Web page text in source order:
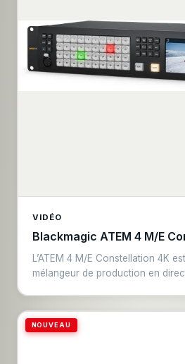
VIDÉO
Blackmagic ATEM 4 M/E
L’ATEM 4 M/E Constellation 4K
mélangeur de production en direct
incrustateurs chroma avancés
multimédia, 4 sorties multi view
NOUVEAU